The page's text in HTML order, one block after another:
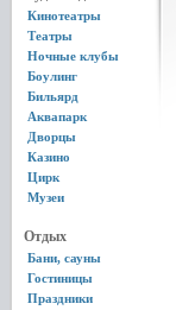
Кинотеатры
Театры
Ночные клубы
Боулинг
Бильярд
Аквапарк
Дворцы
Казино
Цирк
Музеи
Отдых
Бани, сауны
Гостиницы
Праздники